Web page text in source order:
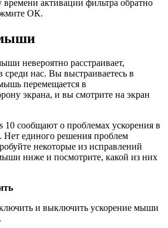
времени активации фильтра обратно
ОК.
невероятно расстраивает,
среди нас. Вы выстраиваетесь в
перемещается в
экрана, и вы смотрите на экран
10 сообщают о проблемах ускорения в
Нет единого решения проблем
некоторые из исправлений
ниже и посмотрите, какой из них
и выключить ускорение мыши